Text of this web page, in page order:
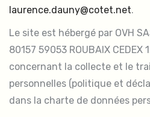
laurence.dauny@cotet.net.
Le site est hébergé par OVH
80157 59053 ROUBAIX
concernant la collecte et le
personnelles (politique et
dans la charte de données